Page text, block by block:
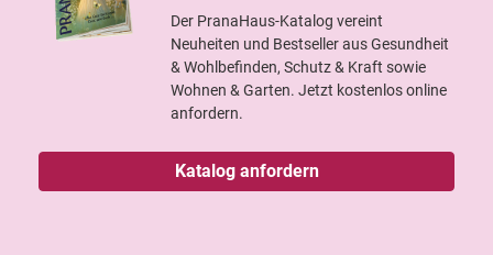
Der PranaHaus-Katalog vereint
Neuheiten und Bestseller aus Gesundheit
& Wohlbefinden, Schutz & Kraft sowie
Wohnen & Garten. Jetzt kostenlos online
anfordern.
Katalog anfordern